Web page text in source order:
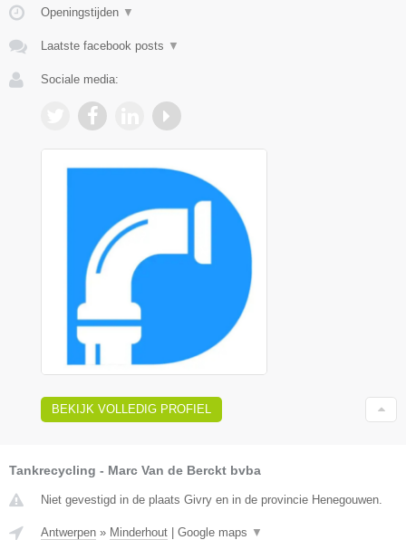
Openingstijden ▼
Laatste facebook posts ▼
Sociale media:
BEKIJK VOLLEDIG PROFIEL
Tankrecycling - Marc Van de Berckt bvba
Niet gevestigd in de plaats Givry en in de provincie Henegouwen.
Antwerpen » Minderhout | Google maps ▼